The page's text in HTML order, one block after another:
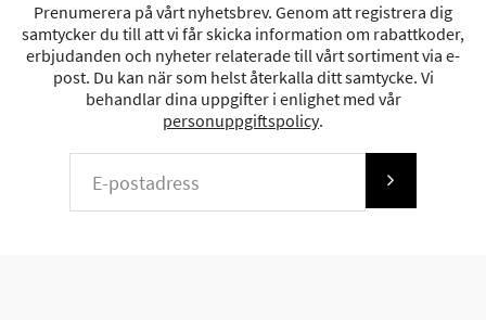
Prenumerera på vårt nyhetsbrev. Genom att registrera dig
samtycker du till att vi får skicka information om rabattkoder,
erbjudanden och nyheter relaterade till vårt sortiment via e-
post. Du kan när som helst återkalla ditt samtycke. Vi
behandlar dina uppgifter i enlighet med vår
personuppgiftspolicy.